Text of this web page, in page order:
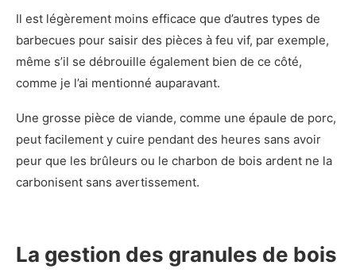
Il est légèrement moins efficace que d’autres types de
barbecues pour saisir des pièces à feu vif, par exemple,
même s’il se débrouille également bien de ce côté,
comme je l’ai mentionné auparavant.
Une grosse pièce de viande, comme une épaule de porc,
peut facilement y cuire pendant des heures sans avoir
peur que les brûleurs ou le charbon de bois ardent ne la
carbonisent sans avertissement.
La gestion des granules de bois